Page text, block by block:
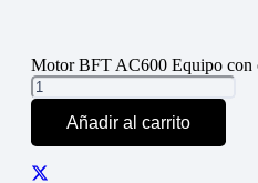
Motor BFT AC600 Equipo con
Añadir al carrito